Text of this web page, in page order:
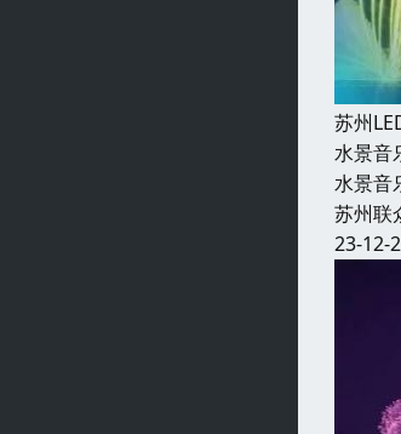
苏州
水景音
水景音
苏州联
23-12-